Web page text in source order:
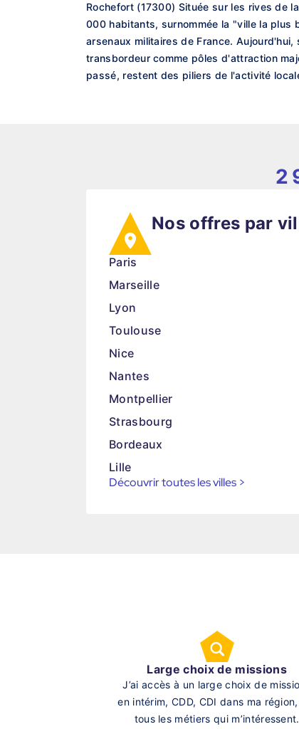
Rochefort (17300) Située sur les rives de
000 habitants, surnommée la "ville la plus
arsenaux militaires de France.
transbordeur comme pôles d'attraction
passé, restent des piliers de l'activité
2
Nos offres par
Paris
Marseille
Lyon
Toulouse
Nice
Nantes
Montpellier
Strasbourg
Bordeaux
Lille
Découvrir toutes les villes >
Large choix de missions
J’ai accès à un large choix de
en intérim, CDD, CDI dans ma
tous les métiers qui m’intéressent.